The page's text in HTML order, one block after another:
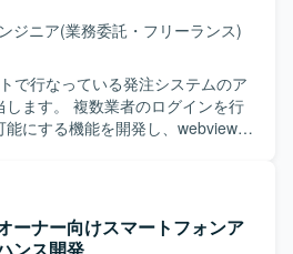
ジニア(業務委託・フリーランス)
ます。 複数業者のログインを行
にする機能を開発し、webviewで
。 独自SDKを用いたプッシュ配信
ーナー向けスマートフォンア